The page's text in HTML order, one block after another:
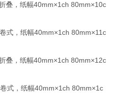
叠，纸幅40mm×1ch 80mm×10c
式，纸幅40mm×1ch 80mm×11c
叠，纸幅40mm×1ch 80mm×12c
式，纸幅40mm×1ch 80mm×1c